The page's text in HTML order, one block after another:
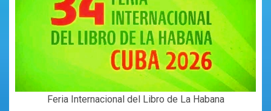
Feria Internacional del Libro de La Habana